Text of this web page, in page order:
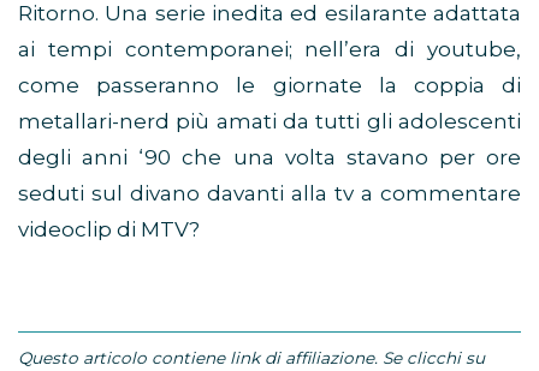
Ritorno. Una serie inedita ed esilarante adattata
ai tempi contemporanei; nell’era di youtube,
come passeranno le giornate la coppia di
metallari-nerd più amati da tutti gli adolescenti
degli anni ‘90 che una volta stavano per ore
seduti sul divano davanti alla tv a commentare
videoclip di MTV?
Questo articolo contiene link di affiliazione. Se clicchi su